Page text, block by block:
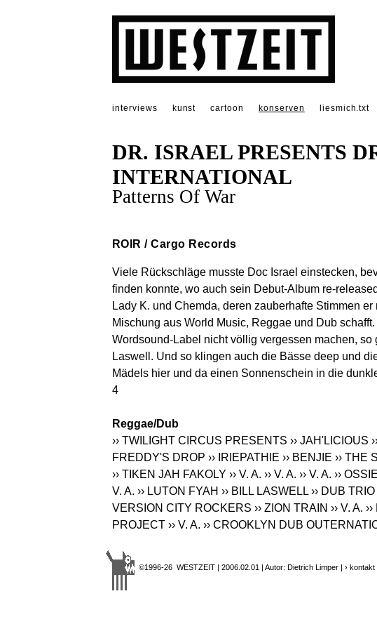
interviews kunst cartoon konserven liesmich.txt
DR. ISRAEL PRESENTS
INTERNATIONAL
Patterns Of War
ROIR / Cargo Records
Viele Rückschläge musste Doc Israel einstecken,
finden konnte, wo auch sein Debut-Album re-
Lady K. und Chemda, deren zauberhafte Stimmen
Mischung aus World Music, Reggae und Dub
Wordsound-Label nicht völlig vergessen machen,
Laswell. Und so klingen auch die Bässe deep und
Mädels hier und da einen Sonnenschein in die
4
Reggae/Dub
›› TWILIGHT CIRCUS PRESENTS ›› JAH'LICIOUS
FREDDY'S DROP ›› IRIEPATHIE ›› BENJIE ›› THE
›› TIKEN JAH FAKOLY ›› V. A. ›› V. A. ›› V. A. ››
V. A. ›› LUTON FYAH ›› BILL LASWELL ›› DUB TRIO
VERSION CITY ROCKERS ›› ZION TRAIN ›› V. A.
PROJECT ›› V. A. ›› CROOKLYN DUB
©1996-26 WESTZEIT | 2006.02.01 | Autor: Dietrich Limper | › kontakt